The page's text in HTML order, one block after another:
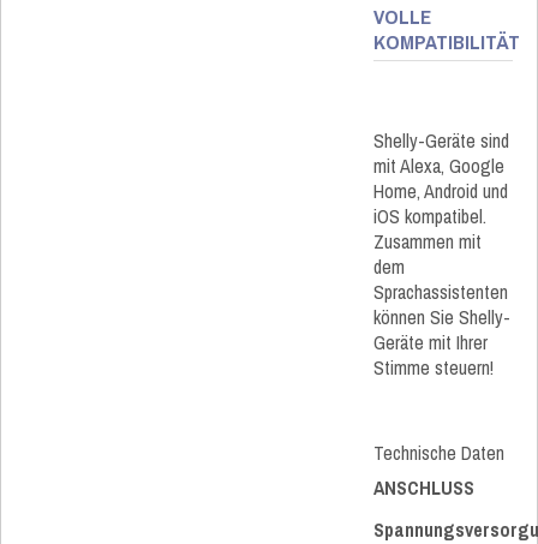
VOLLE
KOMPATIBILITÄT
Shelly-Geräte sind
mit Alexa, Google
Home, Android und
iOS kompatibel.
Zusammen mit
dem
Sprachassistenten
können Sie Shelly-
Geräte mit Ihrer
Stimme steuern!
Technische Daten
ANSCHLUSS